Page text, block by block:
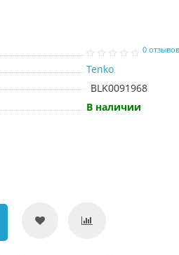
0 отзывов
Tenko
BLK0091968
В наличии